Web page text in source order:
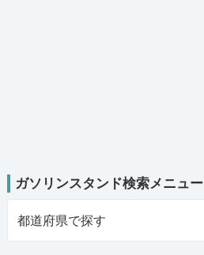
ガソリンスタンド検索メニュー
都道府県で探す